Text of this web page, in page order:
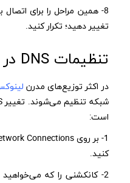
8- همین مراحل را برای
تغییر دهید؛ تکرار کنید.
تنظیمات DNS در لینوکس
در اکثر توزیع‌های مدرن
شبکه تنظیم می‌شوند. تغییر DNS سرور در
است:
کنید.